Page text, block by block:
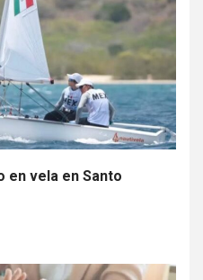
en vela en Santo